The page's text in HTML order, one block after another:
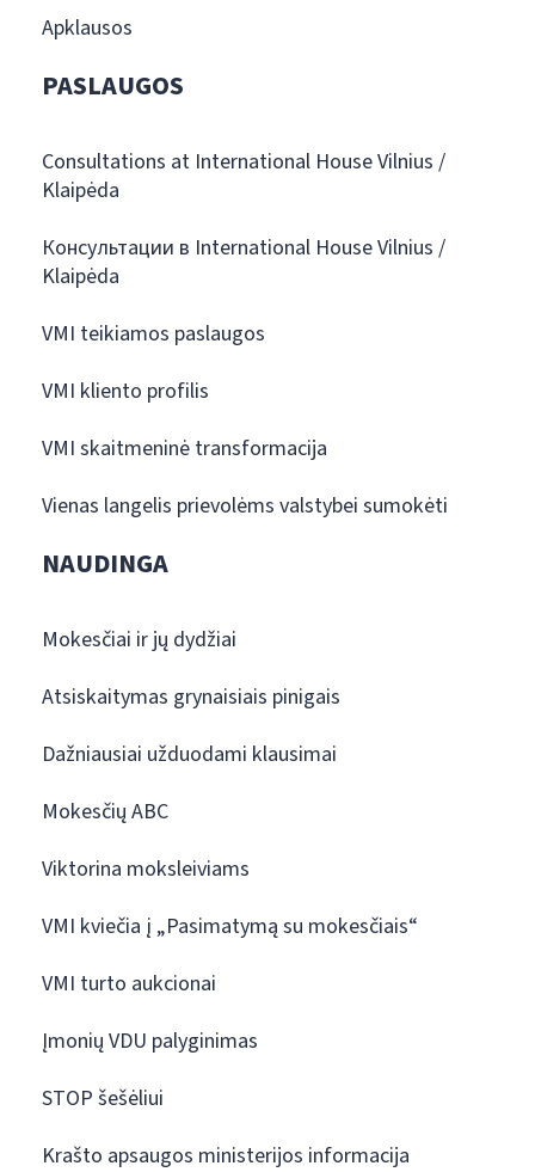
Apklausos
PASLAUGOS
Consultations at International House Vilnius /
Klaipėda
Консультации в International House Vilnius /
Klaipėda
VMI teikiamos paslaugos
VMI kliento profilis
VMI skaitmeninė transformacija
Vienas langelis prievolėms valstybei sumokėti
NAUDINGA
Mokesčiai ir jų dydžiai
Atsiskaitymas grynaisiais pinigais
Dažniausiai užduodami klausimai
Mokesčių ABC
Viktorina moksleiviams
VMI kviečia į „Pasimatymą su mokesčiais“
VMI turto aukcionai
Įmonių VDU palyginimas
STOP šešėliui
Krašto apsaugos ministerijos informacija